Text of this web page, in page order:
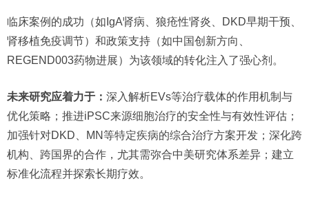
临床案例的成功（如IgA肾病、狼疮性肾炎、DKD早期干预、
肾移植免疫调节）和政策支持（如中国创新方向、
REGEND003药物进展）为该领域的转化注入了强心剂。
未来研究应着力于： 深入解析EVs等治疗载体的作用机制与
优化策略；推进iPSC来源细胞治疗的安全性与有效性评估；
加强针对DKD、MN等特定疾病的综合治疗方案开发；深化跨
机构、跨国界的合作，尤其需弥合中美研究体系差异；建立
标准化流程并探索长期疗效。